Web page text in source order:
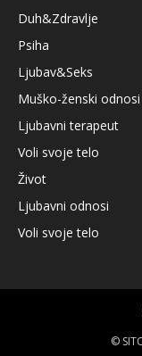
Duh&Zdravlje
Psiha
Ljubav&Seks
Muško-ženski odnosi
Ljubavni terapeut
Voli svoje telo
Život
Ljubavni odnosi
Voli svoje telo
©